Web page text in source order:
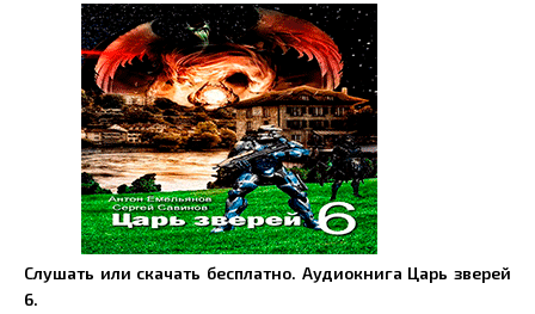
Слушать или скачать бесплатно. Аудиокнига Царь зверей
6.